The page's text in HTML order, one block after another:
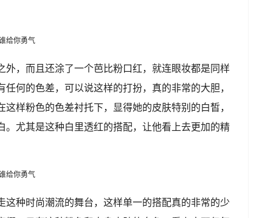
外，而且还涂了一个芭比粉口红，就连眼妆都是同样
何的色差，可以说这样的打扮，真的非常的大胆，
样粉色的色差衬托下，显得她的皮肤特别的白皙，
尤其是这种白里透红的搭配，让他看上去更加的精
这种时尚潮流的舞台，这样单一的搭配真的非常的少